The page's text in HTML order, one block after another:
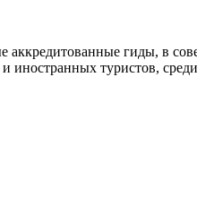
аккредитованные гиды, в
иностранных туристов,